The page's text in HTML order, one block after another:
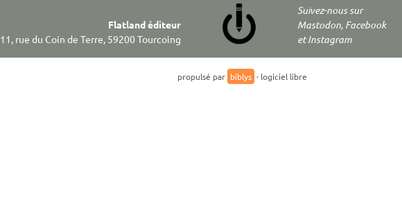
Flatland éditeur
11, rue du Coin de Terre, 59200 Tourcoing
Suivez-nous sur
Mastodon, Facebook
et Instagram
propulsé par biblys · logiciel libre